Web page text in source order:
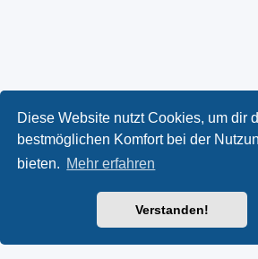
Diese Website nutzt Cookies, um dir
bestmöglichen Komfort bei der
bieten. Mehr erfahren
Verstanden!